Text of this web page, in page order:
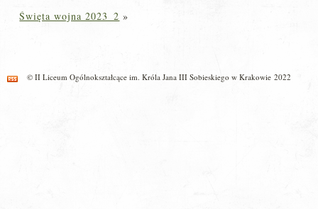
Święta wojna 2023_2 »
© II Liceum Ogólnokształcące im. Króla Jana III Sobieskiego w Krakowie 2022